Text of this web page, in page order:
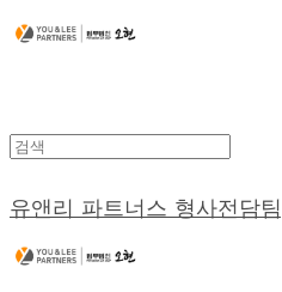
유앤리 파트너스 형사전담